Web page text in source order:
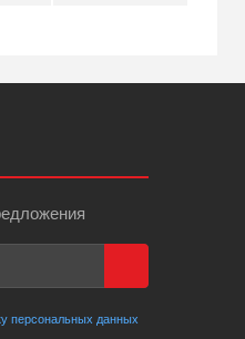
персональных данных